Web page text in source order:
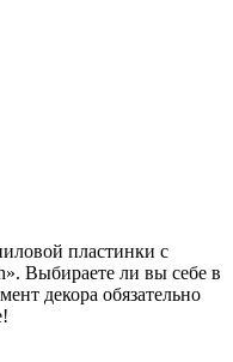
пластинки с
Выбираете ли вы себе в
декора обязательно